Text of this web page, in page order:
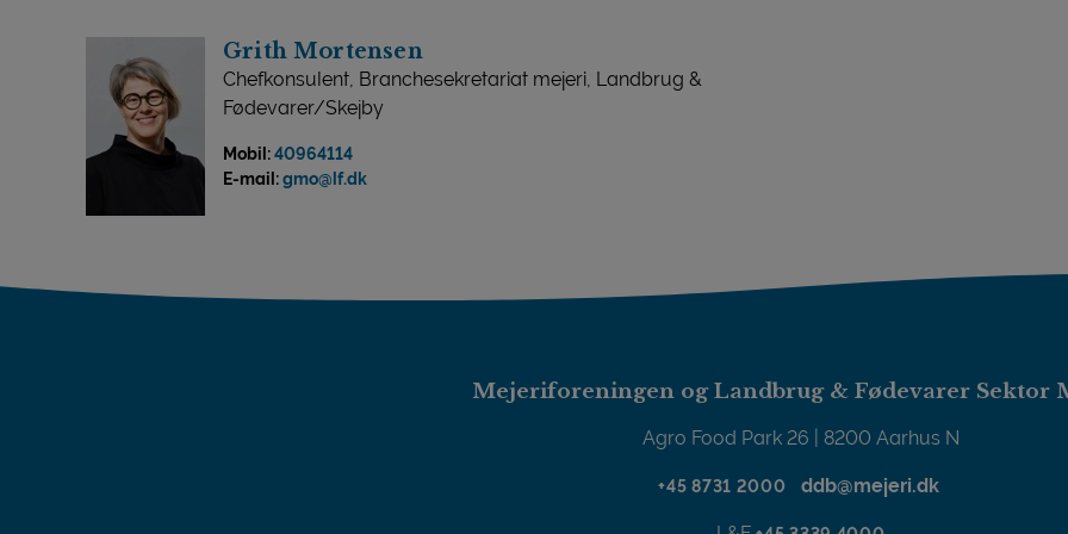
Grith Mortensen
Chefkonsulent, Branchesekretariat mejeri, Landbrug &
Fødevarer/Skejby
Mobil:40964114
E-mail:gmo@lf.dk
Mejeriforeningen og Landbrug & Fødevarer Sektor
Agro Food Park 26 | 8200 Aarhus N
+45 8731 2000 ddb@mejeri.dk